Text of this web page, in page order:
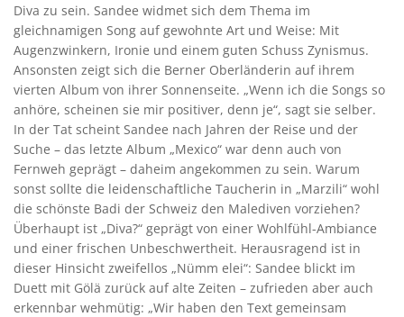
Diva zu sein. Sandee widmet sich dem Thema im
gleichnamigen Song auf gewohnte Art und Weise: Mit
Augenzwinkern, Ironie und einem guten Schuss Zynismus.
Ansonsten zeigt sich die Berner Oberländerin auf ihrem
vierten Album von ihrer Sonnenseite. „Wenn ich die Songs so
anhöre, scheinen sie mir positiver, denn je“, sagt sie selber.
In der Tat scheint Sandee nach Jahren der Reise und der
Suche – das letzte Album „Mexico“ war denn auch von
Fernweh geprägt – daheim angekommen zu sein. Warum
sonst sollte die leidenschaftliche Taucherin in „Marzili“ wohl
die schönste Badi der Schweiz den Malediven vorziehen?
Überhaupt ist „Diva?“ geprägt von einer Wohlfühl-Ambiance
und einer frischen Unbeschwertheit. Herausragend ist in
dieser Hinsicht zweifellos „Nümm elei“: Sandee blickt im
Duett mit Gölä zurück auf alte Zeiten – zufrieden aber auch
erkennbar wehmütig: „Wir haben den Text gemeinsam